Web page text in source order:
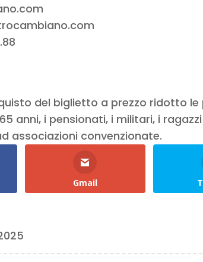
del biglietto a prezzo ridotto le
anni, i pensionati, i militari, i
associazioni convenzionate.
Gmail